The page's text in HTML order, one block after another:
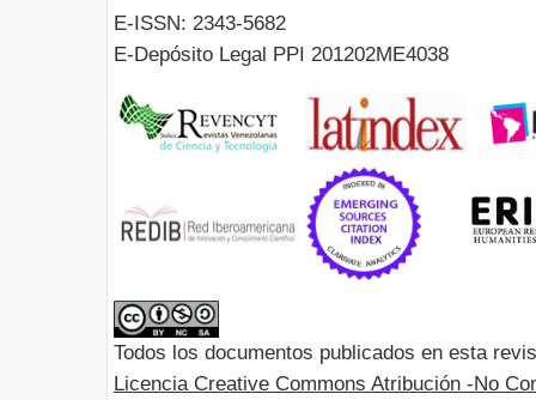
E-ISSN: 2343-5682
E-Depósito Legal PPI 201202ME4038
Todos los documentos publicados en esta
Licencia Creative Commons Atribución -No